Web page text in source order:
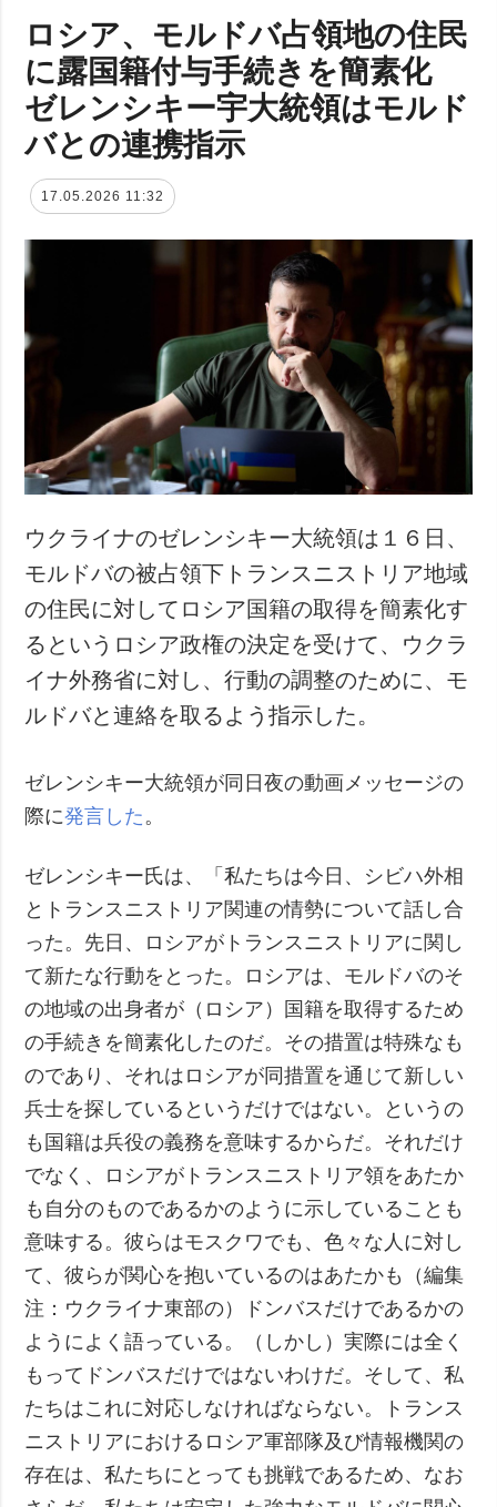
ロシア、モルドバ占領地の住民
に露国籍付与手続きを簡素化
ゼレンシキー宇大統領はモルド
バとの連携指示
17.05.2026 11:32
ウクライナのゼレンシキー大統領は１６日、
モルドバの被占領下トランスニストリア地域
の住民に対してロシア国籍の取得を簡素化す
るというロシア政権の決定を受けて、ウクラ
イナ外務省に対し、行動の調整のために、モ
ルドバと連絡を取るよう指示した。
ゼレンシキー大統領が同日夜の動画メッセージの
際に発言した 。
ゼレンシキー氏は、「私たちは今日、シビハ外相
とトランスニストリア関連の情勢について話し合
った。先日、ロシアがトランスニストリアに関し
て新たな行動をとった。ロシアは、モルドバのそ
の地域の出身者が（ロシア）国籍を取得するため
の手続きを簡素化したのだ。その措置は特殊なも
のであり、それはロシアが同措置を通じて新しい
兵士を探しているというだけではない。というの
も国籍は兵役の義務を意味するからだ。それだけ
でなく、ロシアがトランスニストリア領をあたか
も自分のものであるかのように示していることも
意味する。彼らはモスクワでも、色々な人に対し
て、彼らが関心を抱いているのはあたかも（編集
注：ウクライナ東部の）ドンバスだけであるかの
ようによく語っている。（しかし）実際には全く
もってドンバスだけではないわけだ。そして、私
たちはこれに対応しなければならない。トランス
ニストリアにおけるロシア軍部隊及び情報機関の
存在は、私たちにとっても挑戦であるため、なお